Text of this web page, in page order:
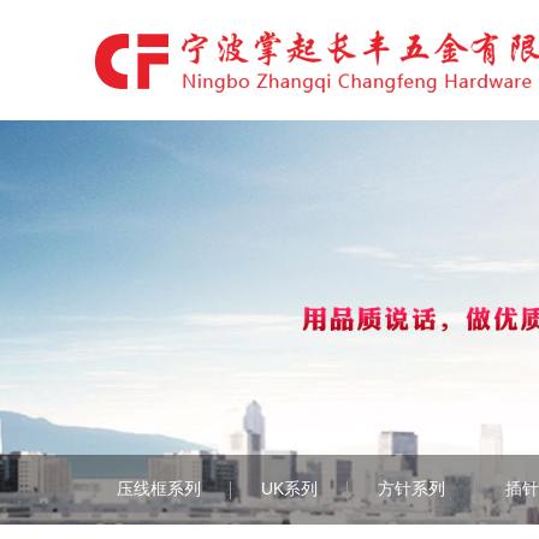
压线框系列 UK系列 方针系列 插